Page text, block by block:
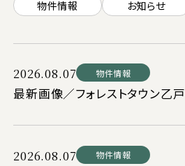
物件情報
お知らせ
2026.08.07 物件情報
最新画像／フォレストタウン乙戸
2026.08.07 物件情報